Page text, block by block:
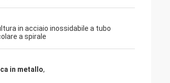
in acciaio inossidabile a tubo
a spirale
in metallo,